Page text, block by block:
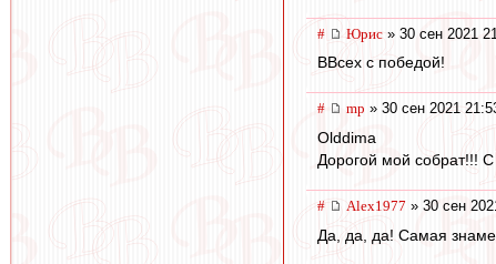
# Юрис » 30 сен 2021
ВВсех с победой!
# mp » 30 сен 2021
Olddima
Дорогой мой собрат!!! С
# Alex1977 » 30 сен
Да, да, да! Самая